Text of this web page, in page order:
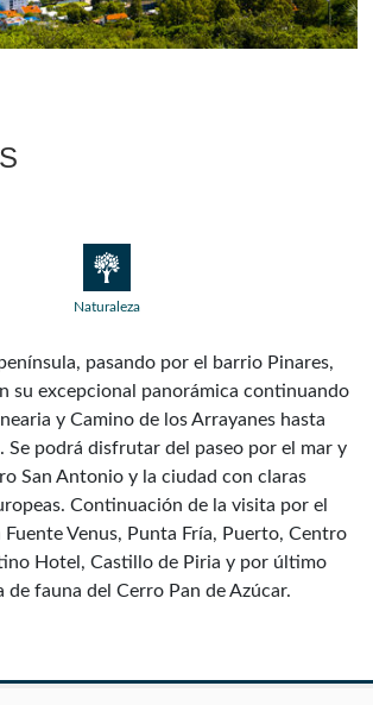
Naturaleza
pasando por el barrio Pinares,
su excepcional panorámica continuando
y Camino de los Arrayanes hasta
Se podrá disfrutar del paseo por el mar y
San Antonio y la ciudad con claras
Continuación de la visita por el
Fuente Venus, Punta Fría, Puerto, Centro
Hotel, Castillo de Piria y por último
de fauna del Cerro Pan de Azúcar.